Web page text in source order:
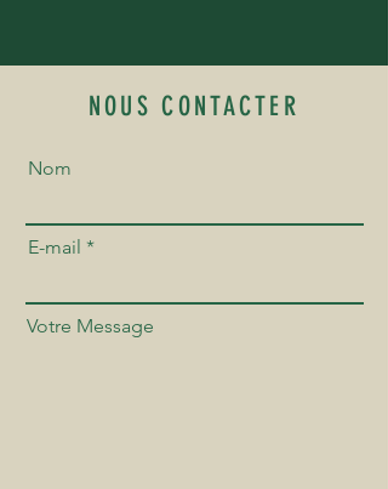
NOUS CONTACTER
Nom
E-mail
Votre Message